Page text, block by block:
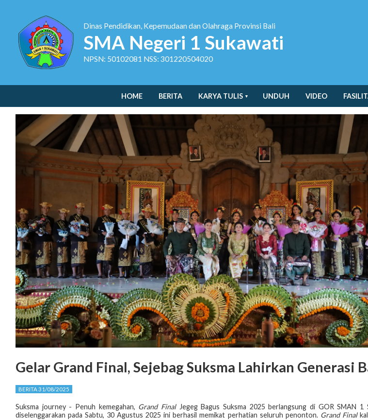
Dinas Pendidikan, Kepemudaan dan Olahraga Provinsi Bali
SMA Negeri 1 Sukawati
NPSN: 50102081 NSS: 301220504020
HOME BERITA KARYA TULIS UNDUH VIDEO
Gelar Grand Final, Sejebag Suksma Lahirkan Generasi
BERITA 31/08/2025
Suksma journey - Penuh kemegahan, Grand FinalJegeg Bagus Suksma 2025 berlangsung di GOR SMAN 1
diselenggarakan pada Sabtu, 30 Agustus 2025 ini berhasil memikat perhatian seluruh penonton. Grand Final